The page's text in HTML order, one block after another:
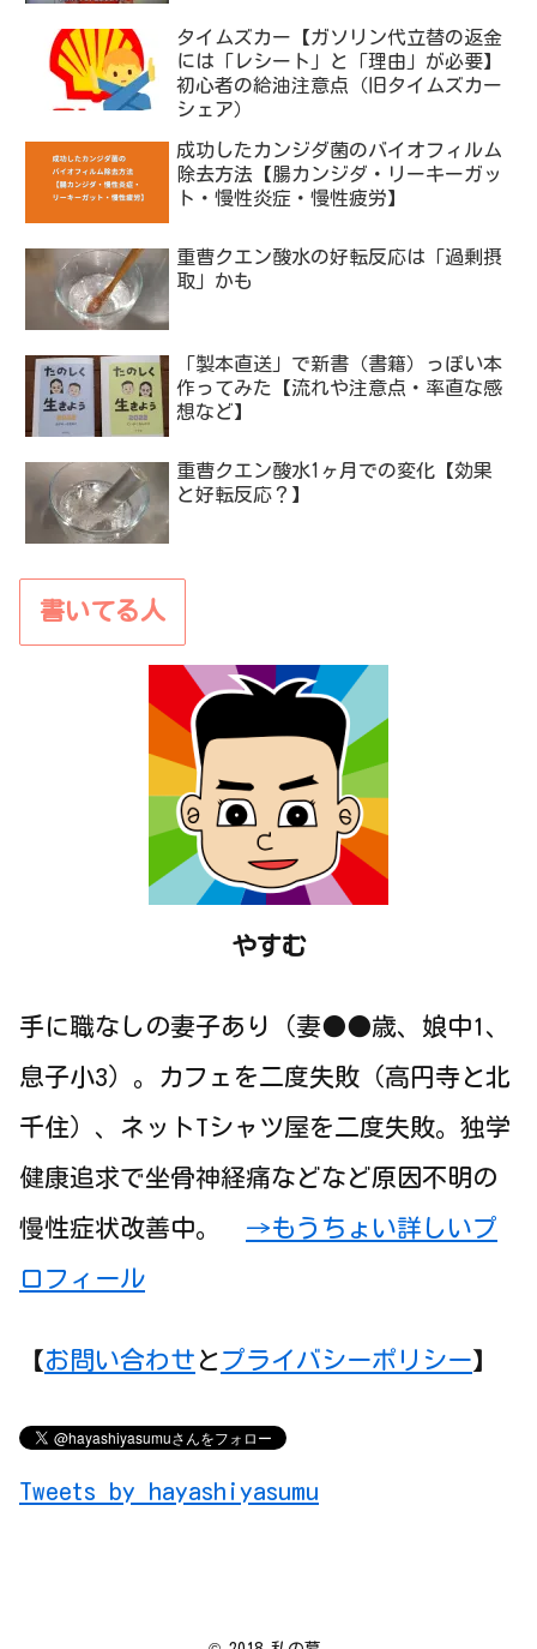
タイムズカー【ガソリン代立替の返金
には「レシート」と「理由」が必要】
初心者の給油注意点（旧タイムズカー
シェア）
成功したカンジダ菌のバイオフィルム
除去方法【腸カンジダ・リーキーガッ
ト・慢性炎症・慢性疲労】
重曹クエン酸水の好転反応は「過剰摂
取」かも
「製本直送」で新書（書籍）っぽい本
作ってみた【流れや注意点・率直な感
想など】
重曹クエン酸水1ヶ月での変化【効果
と好転反応？】
書いてる人
やすむ
手に職なしの妻子あり（妻●●歳、娘中1、
息子小3）。カフェを二度失敗（高円寺と北
千住）、ネットTシャツ屋を二度失敗。独学
健康追求で坐骨神経痛などなど原因不明の
慢性症状改善中。 →もうちょい詳しいプ
ロフィール
【お問い合わせ と プライバシーポリシー】
Tweets by hayashiyasumu